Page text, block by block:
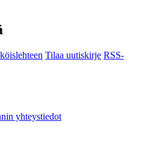
Tilaa uutiskirje RSS-
yhteystiedot